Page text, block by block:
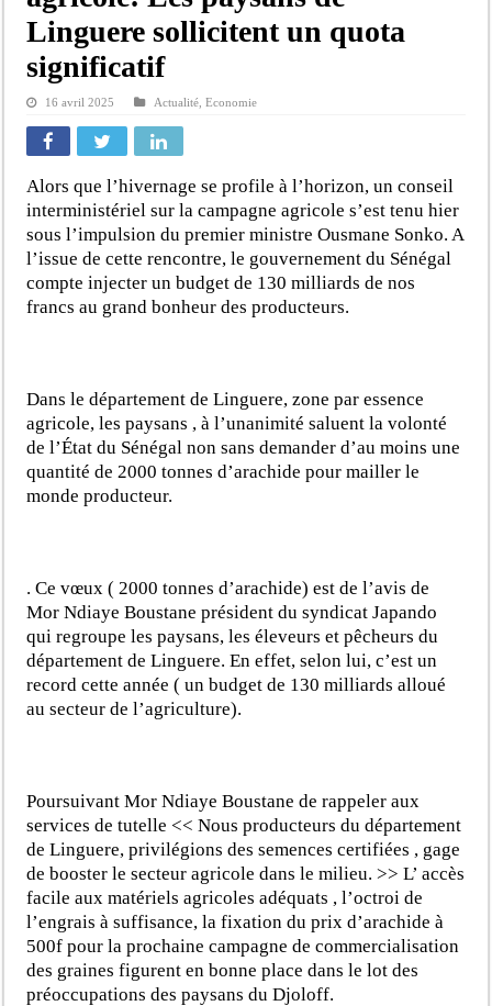
Linguere sollicitent un quota
significatif
16 avril 2025 Actualité ,Economie
Alors que l’hivernage se profile à l’horizon, un conseil
interministériel sur la campagne agricole s’est tenu hier
sous l’impulsion du premier ministre Ousmane Sonko. A
l’issue de cette rencontre, le gouvernement du Sénégal
compte injecter un budget de 130 milliards de nos
francs au grand bonheur des producteurs.
Dans le département de Linguere, zone par essence
agricole, les paysans , à l’unanimité saluent la volonté
de l’État du Sénégal non sans demander d’au moins une
quantité de 2000 tonnes d’arachide pour mailler le
monde producteur.
. Ce vœux ( 2000 tonnes d’arachide) est de l’avis de
Mor Ndiaye Boustane président du syndicat Japando
qui regroupe les paysans, les éleveurs et pêcheurs du
département de Linguere. En effet, selon lui, c’est un
record cette année ( un budget de 130 milliards alloué
au secteur de l’agriculture).
Poursuivant Mor Ndiaye Boustane de rappeler aux
services de tutelle << Nous producteurs du département
de Linguere, privilégions des semences certifiées , gage
de booster le secteur agricole dans le milieu. >> L’ accès
facile aux matériels agricoles adéquats , l’octroi de
l’engrais à suffisance, la fixation du prix d’arachide à
500f pour la prochaine campagne de commercialisation
des graines figurent en bonne place dans le lot des
préoccupations des paysans du Djoloff.